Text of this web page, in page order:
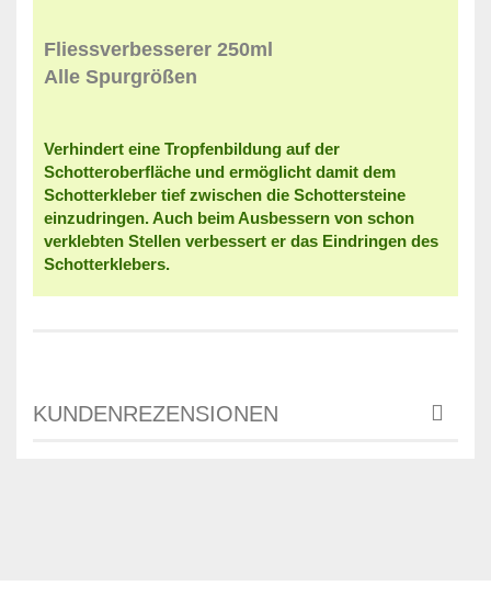
Fliessverbesserer 250ml
Alle Spurgrößen
Verhindert eine Tropfenbildung auf der
Schotteroberfläche und ermöglicht damit dem
Schotterkleber tief zwischen die Schottersteine
einzudringen. Auch beim Ausbessern von schon
verklebten Stellen verbessert er das Eindringen des
Schotterklebers.
KUNDENREZENSIONEN